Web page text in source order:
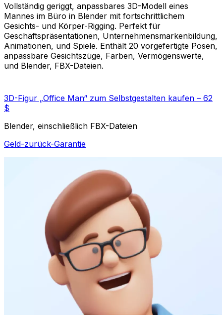
Vollständig geriggt, anpassbares 3D-Modell eines
Mannes im Büro in Blender mit fortschrittlichem
Gesichts- und Körper-Rigging. Perfekt für
Geschäftspräsentationen, Unternehmensmarkenbildung,
Animationen, und Spiele. Enthält 20 vorgefertigte Posen,
anpassbare Gesichtszüge, Farben, Vermögenswerte,
und Blender, FBX-Dateien.
3D-Figur „Office Man“ zum Selbstgestalten kaufen – 62
$
Blender, einschließlich FBX-Dateien
Geld-zurück-Garantie